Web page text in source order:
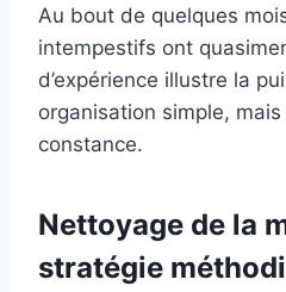
Au bout de quelques
intempestifs ont
d’expérience illustre la
organisation simple,
constance.
Nettoyage de la
stratégie